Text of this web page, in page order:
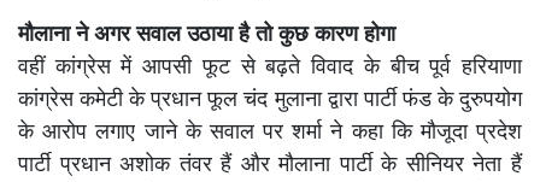
मौलाना ने अगर सवाल उठाया है तो कुछ कारण होगा
वहीं कांग्रेस में आपसी फूट से बढ़ते विवाद के बीच पूर्व हरियाणा
कांग्रेस कमेटी के प्रधान फूल चंद मुलाना द्वारा पार्टी फंड के दुरुपयोग
के आरोप लगाए जाने के सवाल पर शर्मा ने कहा कि मौजूदा प्रदेश
पार्टी प्रधान अशोक तंवर हैं और मौलाना पार्टी के सीनियर नेता हैं